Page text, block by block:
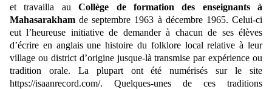
et travailla auCollège de formation des enseignants à
Mahasarakham de septembre 1963 à décembre 1965. Celui-ci
eut l’heureuse initiative de demander à chacun de ses élèves
d’écrire en anglais une histoire du folklore local relative à leur
village ou district d’origine jusque-là transmise par expérience ou
tradition orale. La plupart ont été numérisés sur le site
https://isaanrecord.com/. Quelques-unes de ces traditions